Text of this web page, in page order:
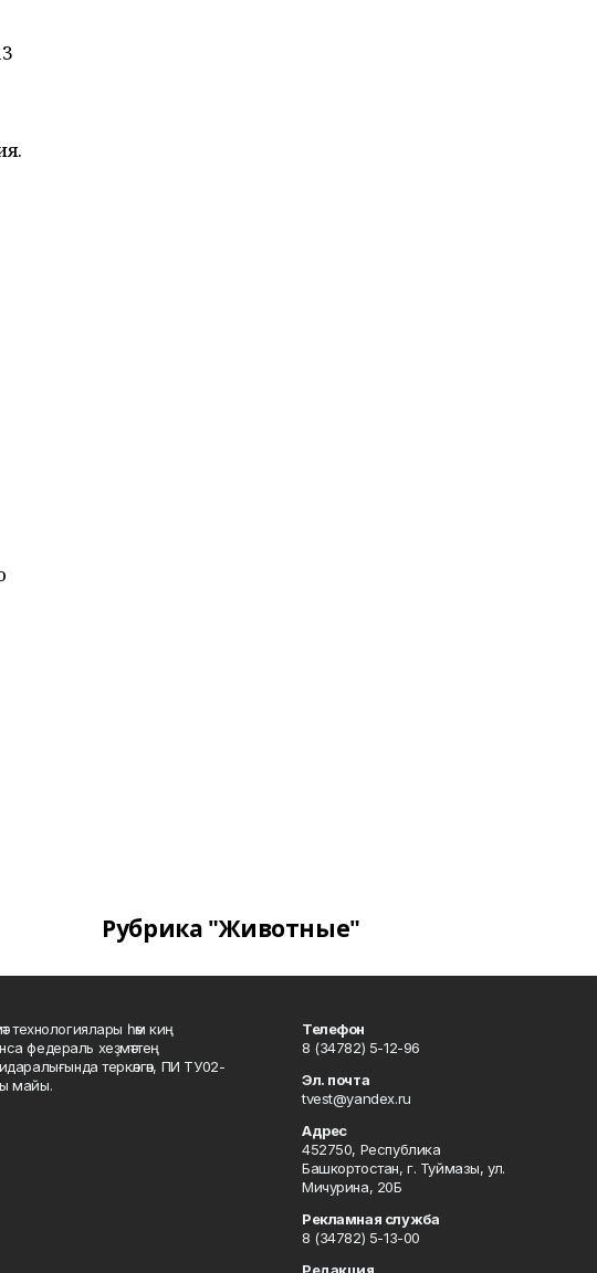
Рубрика "Животные"
технологиялары һәм киң
федераль хеҙмәттең
теркәлгән, ПИ ТУ02-
майы.
Телефон
8 (34782) 5-12-96
Эл. почта
tvest@yandex.ru
Адрес
452750, Республика
Башкортостан, г. Туймазы, ул.
Мичурина, 20Б
Рекламная служба
8 (34782) 5-13-00